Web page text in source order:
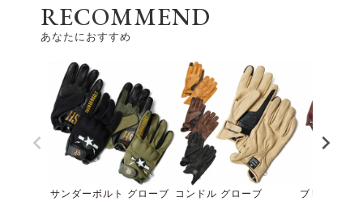
RECOMMEND
あなたにおすすめ
サンダーボルト グローブ コンドル グローブ ブリット グ